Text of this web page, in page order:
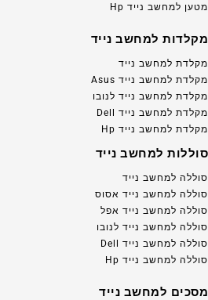
מטען למחשב נייד Hp
מקלדות למחשב נייד
מקלדת למחשב נייד
מקלדת למחשב נייד Asus
מקלדת למחשב נייד לנובו
מקלדת למחשב נייד Dell
מקלדת למחשב נייד Hp
סוללות למחשב נייד
סוללה למחשב נייד
סוללה למחשב נייד אסוס
סוללה למחשב נייד אפל
סוללה למחשב נייד לנובו
סוללה למחשב נייד Dell
סוללה למחשב נייד Hp
מסכים למחשב נייד